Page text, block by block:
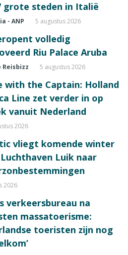
grote steden in Italië
- ANP 5 augustus 2026
volledig
Riu Palace Aruba
Reisbizz 5 augustus 2026
with the Captain: Holland
Line zet verder in op
vanuit Nederland
2026
vliegt komende winter
Luik naar
2026
verkeersbureau na
massatoerisme:
toeristen zijn nog